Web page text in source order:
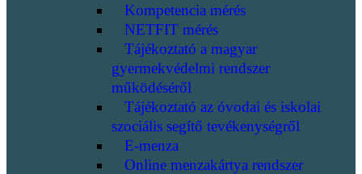
Kompetencia mérés
NETFIT mérés
Tájékoztató a magyar
gyermekvédelmi rendszer
működéséről
Tájékoztató az óvodai és iskolai
szociális segítő tevékenységről
E-menza
Online menzakártya rendszer